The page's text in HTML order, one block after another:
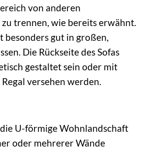
von anderen
trennen, wie bereits erwähnt.
besonders gut in großen,
Die Rückseite des Sofas
gestaltet sein oder mit
versehen werden.
U-förmige Wohnlandschaft
oder mehrerer Wände